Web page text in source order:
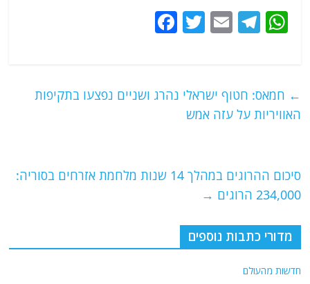
W
s
A
T
g
ra
E
l
T
er
e
k
← חמאס: חטוף ישראלי נהרג ושניים נפצעו בתקיפות
האוויריות על עזה אמש
סיכום ההרוגים במהלך 14 שנות מלחמת אזרחים בסוריה:
234,000 הרוגים
→
מדורי כתבות נוספים
חדשות מהעולם